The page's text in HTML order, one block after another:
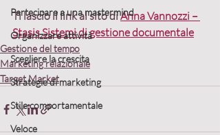
Partecipare a una mastermind
Organizzare attività
Scegliere la crescita
Strategie di marketing
Stile comportamentale
Veloce
Ti lascio il link al sito di Anna Vannozzi –
Stasis Sistemi di gestione documentale
Gestione del tempo
Marketing relazionale
Target Market